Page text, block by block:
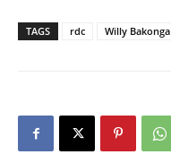
TAGS rdc Willy Bakonga